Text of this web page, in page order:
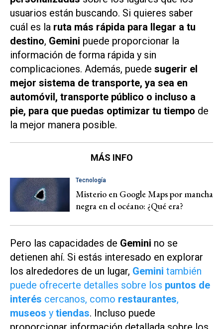
usuarios están buscando. Si quieres saber
cuál es la ruta más rápida para llegar a tu
destino, Gemini puede proporcionar la
información de forma rápida y sin
complicaciones. Además, puede sugerir el
mejor sistema de transporte, ya sea en
automóvil, transporte público o incluso a
pie, para que puedas optimizar tu tiempo de
la mejor manera posible.
MÁS INFO
Tecnología
Misterio en Google Maps por mancha
negra en el océano: ¿Qué era?
Pero las capacidades de Gemini no se
detienen ahí. Si estás interesado en explorar
los alrededores de un lugar, Gemini también
puede ofrecerte detalles sobre los puntos de
interés cercanos, como restaurantes,
museos y tiendas. Incluso puede